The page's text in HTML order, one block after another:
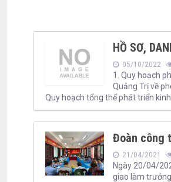
HỒ SƠ,
05/10/2022
1. Quy hoạch
Quảng Trị về
Quy hoạch tổng thể phát triển kinh
Đoàn công
21/04/2021
Ngày 20/04/
giao làm